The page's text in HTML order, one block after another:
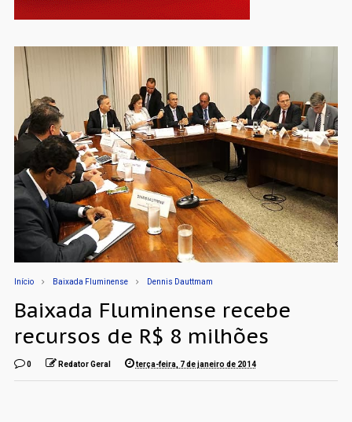
Início Baixada Fluminense Dennis Dauttmam
Baixada Fluminense recebe
recursos de R$ 8 milhões
0 Redator Geral terça-feira, 7 de janeiro de 2014